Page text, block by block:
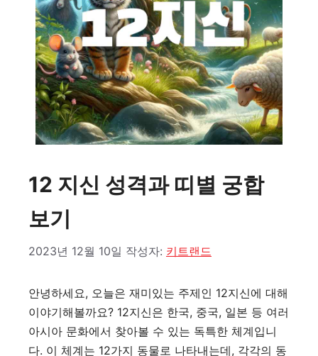
12 지신 성격과 띠별 궁합
보기
2023년 12월 10일 작성자: 키트랜드
안녕하세요, 오늘은 재미있는 주제인 12지신에 대해
이야기해볼까요? 12지신은 한국, 중국, 일본 등 여러
아시아 문화에서 찾아볼 수 있는 독특한 체계입니
다. 이 체계는 12가지 동물로 나타내는데, 각각의 동